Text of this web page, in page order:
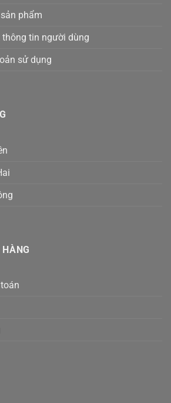
phẩm
tin người dùng
sử dụng